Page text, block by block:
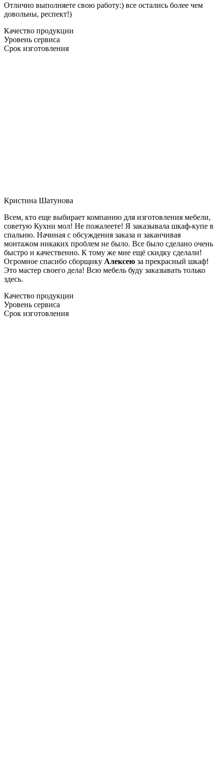
Отлично выполняете свою работу:) все остались более чем
довольны, респект!)
Качество продукции
Уровень сервиса
Срок изготовления
Кристина Шатунова
Всем, кто еще выбирает компанию для изготовления мебели,
советую Кухни мол! Не пожалеете! Я заказывала шкаф-купе в
спальню. Начиная с обсуждения заказа и заканчивая
монтажом никаких проблем не было. Все было сделано очень
быстро и качественно. К тому же мне ещё скидку сделали!
Огромное спасибо сборщику Алексею за прекрасный шкаф!
Это мастер своего дела! Всю мебель буду заказывать только
здесь.
Качество продукции
Уровень сервиса
Срок изготовления